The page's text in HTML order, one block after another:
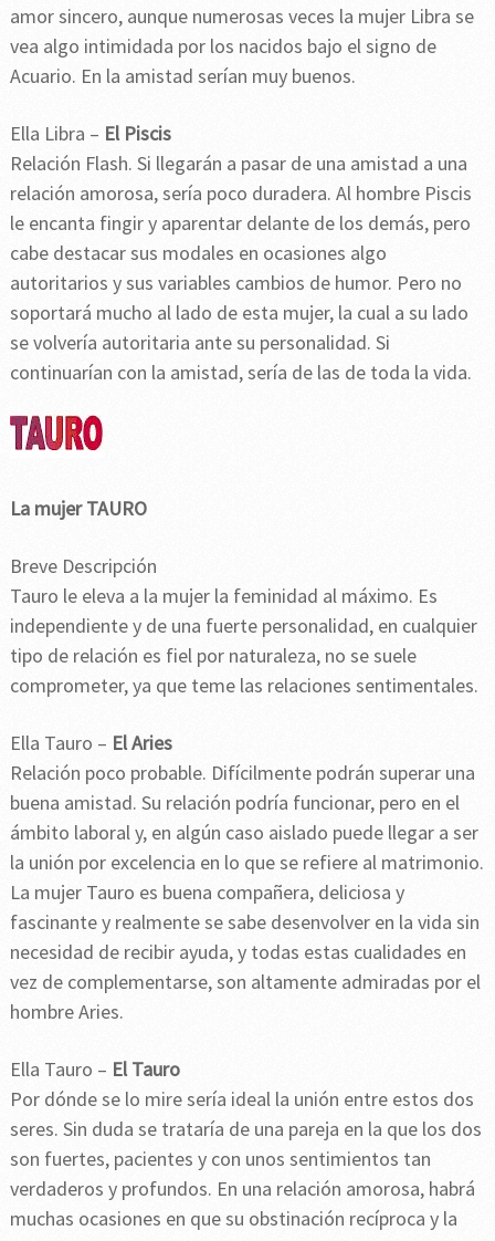
amor sincero, aunque numerosas veces la mujer Libra se
vea algo intimidada por los nacidos bajo el signo de
Acuario. En la amistad serían muy buenos.
Ella Libra – El Piscis
Relación Flash. Si llegarán a pasar de una amistad a una
relación amorosa, sería poco duradera. Al hombre Piscis
le encanta fingir y aparentar delante de los demás, pero
cabe destacar sus modales en ocasiones algo
autoritarios y sus variables cambios de humor. Pero no
soportará mucho al lado de esta mujer, la cual a su lado
se volvería autoritaria ante su personalidad. Si
continuarían con la amistad, sería de las de toda la vida.
La mujer TAURO
Breve Descripción
Tauro le eleva a la mujer la feminidad al máximo. Es
independiente y de una fuerte personalidad, en cualquier
tipo de relación es fiel por naturaleza, no se suele
comprometer, ya que teme las relaciones sentimentales.
Ella Tauro – El Aries
Relación poco probable. Difícilmente podrán superar una
buena amistad. Su relación podría funcionar, pero en el
ámbito laboral y, en algún caso aislado puede llegar a ser
la unión por excelencia en lo que se refiere al matrimonio.
La mujer Tauro es buena compañera, deliciosa y
fascinante y realmente se sabe desenvolver en la vida sin
necesidad de recibir ayuda, y todas estas cualidades en
vez de complementarse, son altamente admiradas por el
hombre Aries.
Ella Tauro – El Tauro
Por dónde se lo mire sería ideal la unión entre estos dos
seres. Sin duda se trataría de una pareja en la que los dos
son fuertes, pacientes y con unos sentimientos tan
verdaderos y profundos. En una relación amorosa, habrá
muchas ocasiones en que su obstinación recíproca y la